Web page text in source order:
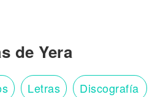
de Yera
Letras Discografía